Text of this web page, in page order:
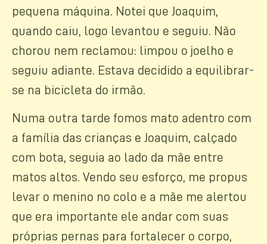
pequena máquina. Notei que Joaquim,
quando caiu, logo levantou e seguiu. Não
chorou nem reclamou: limpou o joelho e
seguiu adiante. Estava decidido a equilibrar-
se na bicicleta do irmão.
Numa outra tarde fomos mato adentro com
a família das crianças e Joaquim, calçado
com bota, seguia ao lado da mãe entre
matos altos. Vendo seu esforço, me propus
levar o menino no colo e a mãe me alertou
que era importante ele andar com suas
próprias pernas para fortalecer o corpo,